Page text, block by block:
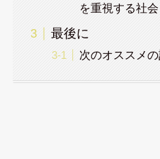
を重視する社会
最後に
次のオススメ